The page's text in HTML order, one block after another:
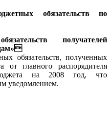
обязательств по
получателей
обязательств, полученных
от главного распорядителя
на 2008 год, что
уведомлением.